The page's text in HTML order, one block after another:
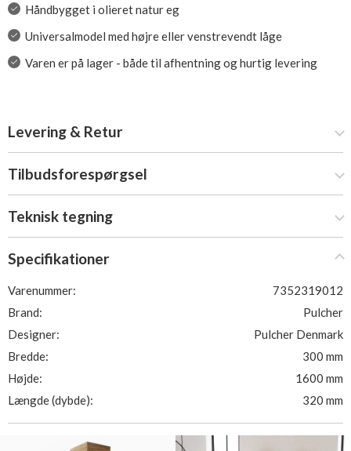
Håndbygget i olieret natur eg
Universalmodel med højre eller venstrevendt låge
Varen er på lager - både til afhentning og hurtig levering
Levering & Retur
Tilbudsforespørgsel
Teknisk tegning
Specifikationer
Varenummer:
7352319012
Brand:
Pulcher
Designer:
Pulcher Denmark
Bredde:
300 mm
Højde:
1600 mm
Længde (dybde):
320 mm